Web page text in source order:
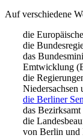
Auf verschiedene
die
die
das
Emtwicklung
die
Niedersachsen
die Berliner
das
die
von Berlin und